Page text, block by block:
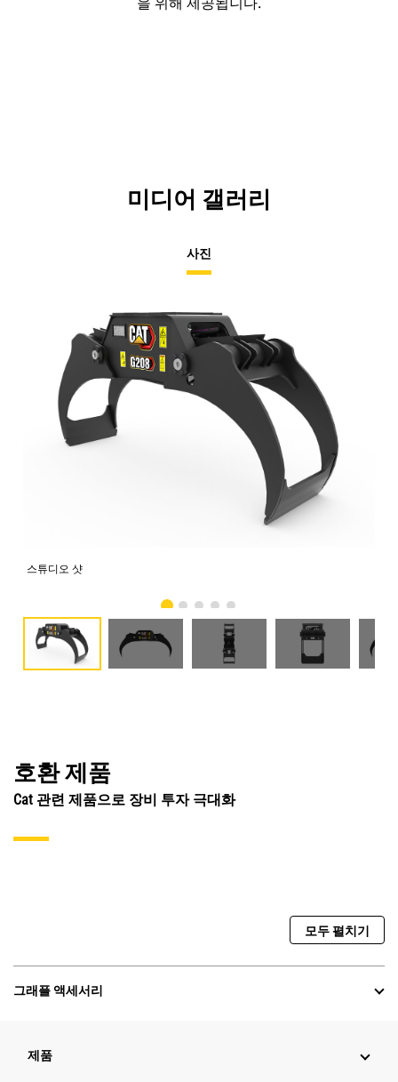
미디어 갤러리
사진
스튜디오 샷
호환 제품
Cat 관련 제품으로 장비 투자 극대화
모두 펼치기
그래플 액세서리
제품